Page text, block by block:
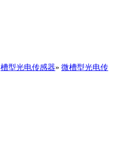
槽型光电传感器» 微槽型光电传